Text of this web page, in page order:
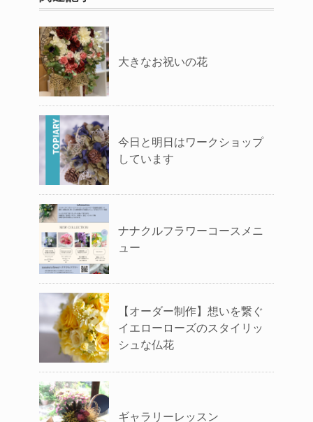
大きなお祝いの花
今日と明日はワークショップ
しています
ナナクルフラワーコースメニ
ュー
【オーダー制作】想いを繋ぐ
イエローローズのスタイリッ
シュな仏花
ギャラリーレッスン